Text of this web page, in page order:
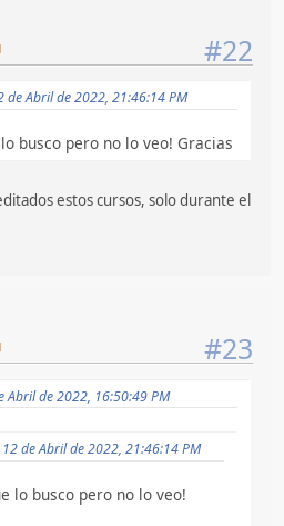
#22
de Abril de 2022, 21:46:14 PM
busco pero no lo veo! Gracias
estos cursos, solo durante el
#23
Abril de 2022, 16:50:49 PM
de Abril de 2022, 21:46:14 PM
lo busco pero no lo veo!